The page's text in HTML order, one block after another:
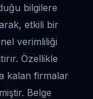
bilgilere
etkili bir
verimliliği
Özellikle
kalan firmalar
Belge